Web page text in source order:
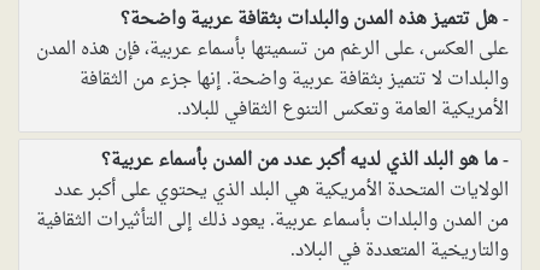
هل تتميز هذه المدن والبلدات بثقافة عربية واضحة؟
على العكس، على الرغم من تسميتها بأسماء عربية، فإن هذه المدن
والبلدات لا تتميز بثقافة عربية واضحة. إنها جزء من الثقافة
الأمريكية العامة وتعكس التنوع الثقافي للبلاد.
ما هو البلد الذي لديه أكبر عدد من المدن بأسماء عربية؟
الولايات المتحدة الأمريكية هي البلد الذي يحتوي على أكبر عدد
من المدن والبلدات بأسماء عربية. يعود ذلك إلى التأثيرات الثقافية
والتاريخية المتعددة في البلاد.